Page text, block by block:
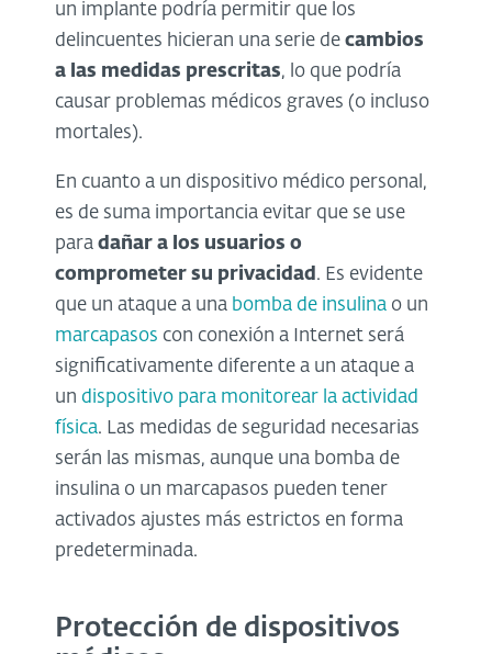
un implante podría permitir que los
delincuentes hicieran una serie de cambios
a las medidas prescritas, lo que podría
causar problemas médicos graves (o incluso
mortales).
En cuanto a un dispositivo médico personal,
es de suma importancia evitar que se use
para dañar a los usuarios o
comprometer su privacidad . Es evidente
que un ataque a una bomba de insulina o un
marcapasos con conexión a Internet será
significativamente diferente a un ataque a
un dispositivo para monitorear la actividad
física. Las medidas de seguridad necesarias
serán las mismas, aunque una bomba de
insulina o un marcapasos pueden tener
activados ajustes más estrictos en forma
predeterminada.
Protección de dispositivos